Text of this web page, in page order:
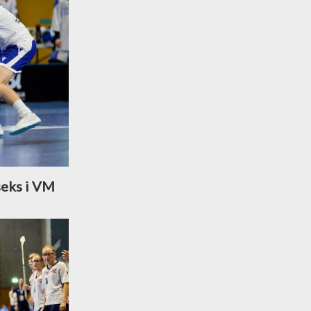
i VM